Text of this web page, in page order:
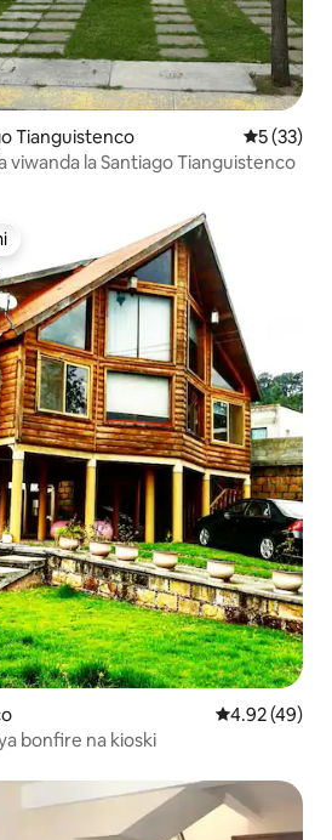
Tianguistenco Ukadiriaji
5 (33)
viwanda la Santiago Tianguistenco
Ukadiriaji wa
4.92 (49)
bonfire na kioski